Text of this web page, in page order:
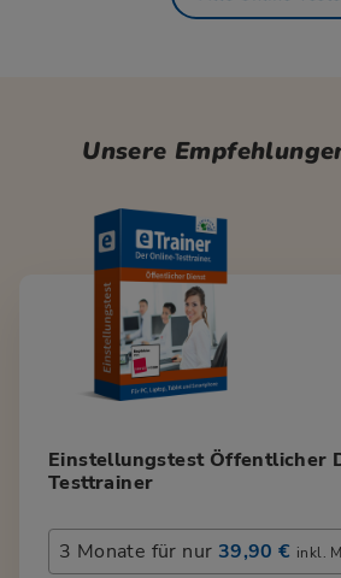
Unsere
Einstellungstest Öffentlicher
Testtrainer
3 Monate für nur 39,90 € inkl.